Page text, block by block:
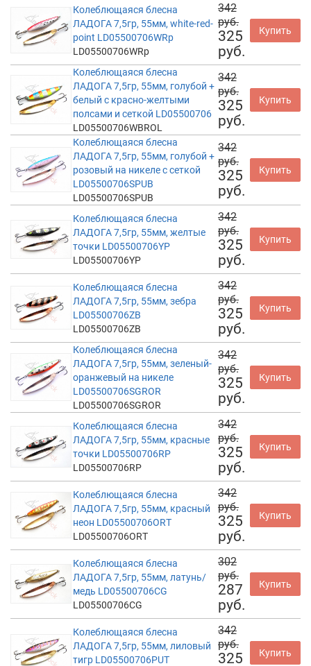
Колеблющаяся блесна
ЛАДОГА 7,5гр, 55мм, white-red-
point LD05500706WRp
LD05500706WRp
342
руб.
325
руб.
Купить
Колеблющаяся блесна
ЛАДОГА 7,5гр, 55мм, голубой +
белый с красно-желтыми
полсами и сеткой LD05500706
LD05500706WBROL
342
руб.
325
руб.
Купить
Колеблющаяся блесна
ЛАДОГА 7,5гр, 55мм, голубой +
розовый на никеле с сеткой
LD05500706SPUB
LD05500706SPUB
342
руб.
325
руб.
Купить
Колеблющаяся блесна
ЛАДОГА 7,5гр, 55мм, желтые
точки LD05500706YP
LD05500706YP
342
руб.
325
руб.
Купить
Колеблющаяся блесна
ЛАДОГА 7,5гр, 55мм, зебра
LD05500706ZB
LD05500706ZB
342
руб.
325
руб.
Купить
Колеблющаяся блесна
ЛАДОГА 7,5гр, 55мм, зеленый-
оранжевый на никеле
LD05500706SGROR
LD05500706SGROR
342
руб.
325
руб.
Купить
Колеблющаяся блесна
ЛАДОГА 7,5гр, 55мм, красные
точки LD05500706RP
LD05500706RP
342
руб.
325
руб.
Купить
Колеблющаяся блесна
ЛАДОГА 7,5гр, 55мм, красный
неон LD05500706ORT
LD05500706ORT
342
руб.
325
руб.
Купить
Колеблющаяся блесна
ЛАДОГА 7,5гр, 55мм, латунь/
медь LD05500706CG
LD05500706CG
302
руб.
287
руб.
Купить
Колеблющаяся блесна
ЛАДОГА 7,5гр, 55мм, лиловый
тигр LD05500706PUT
342
руб.
325
Купить